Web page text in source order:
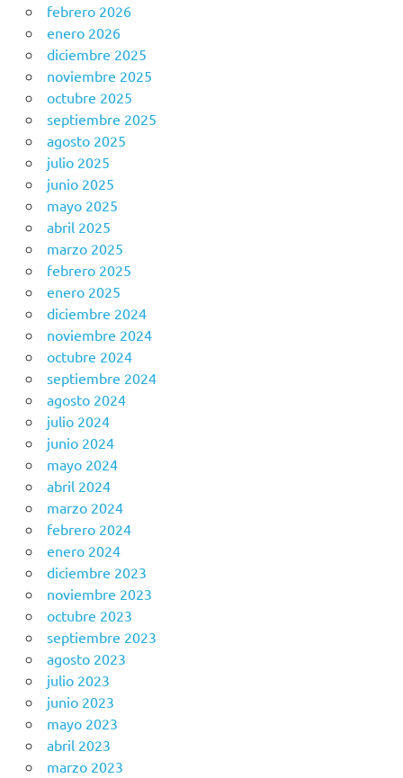
febrero 2026
enero 2026
diciembre 2025
noviembre 2025
octubre 2025
septiembre 2025
agosto 2025
julio 2025
junio 2025
mayo 2025
abril 2025
marzo 2025
febrero 2025
enero 2025
diciembre 2024
noviembre 2024
octubre 2024
septiembre 2024
agosto 2024
julio 2024
junio 2024
mayo 2024
abril 2024
marzo 2024
febrero 2024
enero 2024
diciembre 2023
noviembre 2023
octubre 2023
septiembre 2023
agosto 2023
julio 2023
junio 2023
mayo 2023
abril 2023
marzo 2023